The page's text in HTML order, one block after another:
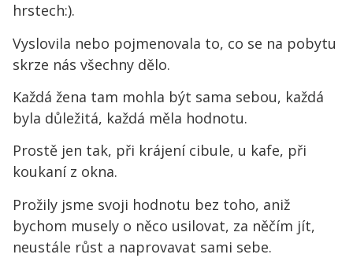
hrstech:).
Vyslovila nebo pojmenovala to, co se na pobytu
skrze nás všechny dělo.
Každá žena tam mohla být sama sebou, každá
byla důležitá, každá měla hodnotu.
Prostě jen tak, při krájení cibule, u kafe, při
koukaní z okna.
Prožily jsme svoji hodnotu bez toho, aniž
bychom musely o něco usilovat, za něčím jít,
neustále růst a naprovavat sami sebe.